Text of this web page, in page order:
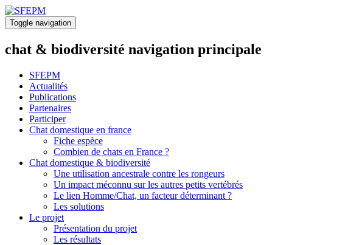
Toggle navigation
chat & biodiversité navigation principale
SFEPM
Actualités
Publications
Partenaires
Participer
Chat domestique en france
Fiche espèce
Combien de chats en France ?
Chat domestique & biodiversité
Une utilisation ancestrale contre les rongeurs
Un impact méconnu sur les autres petits vertébrés
Le lien Homme/Chat, un facteur déterminant ?
Les solutions
Le projet
Présentation du projet
Les résultats